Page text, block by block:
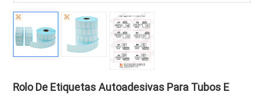
Rolo De Etiquetas Autoadesivas Para Tubos E